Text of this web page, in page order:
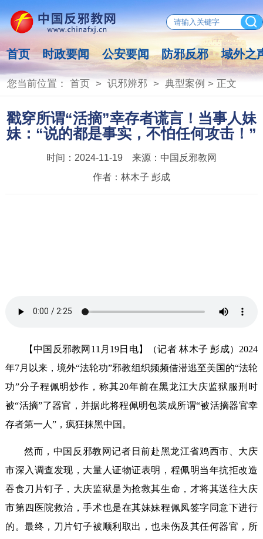
首页 时政要闻 公安要闻 防邪反邪 域外之
您当前位置： 首页> 识邪辨邪 > 典型案例 > 正文
戳穿所谓“活摘”幸存者谎言！当事人妹
妹：“说的都是事实，不怕任何攻击！”
时间： 2024-11-19 来源： 中国反邪教网
作者： 林木子 彭成
【中国反邪教网11月19日电】（记者 林木子 彭成）2024
年7月以来，境外“法轮功”邪教组织频频借潜逃至美国的“法轮
功”分子程佩明炒作，称其20年前在黑龙江大庆监狱服刑时
被“活摘”了器官，并据此将程佩明包装成所谓“被活摘器官幸
存者第一人”，疯狂抹黑中国。
然而，中国反邪教网记者日前赴黑龙江省鸡西市、大庆
市深入调查发现，大量人证物证表明，程佩明当年抗拒改造
吞食刀片钉子，大庆监狱是为抢救其生命，才将其送往大庆
市第四医院救治，手术也是在其妹妹程佩凤签字同意下进行
的。最终，刀片钉子被顺利取出，也未伤及其任何器官，所